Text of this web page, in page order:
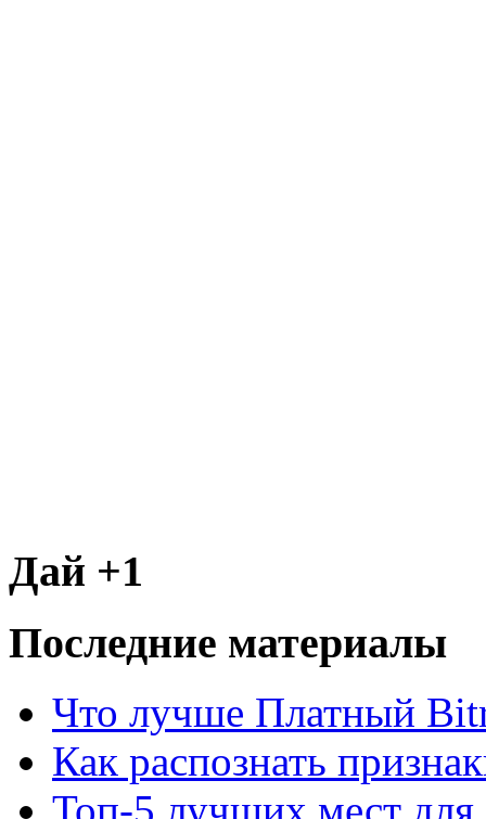
Дай +1
Последние материалы
Что лучше Платный
Как распознать